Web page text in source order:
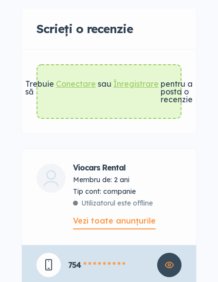
Scrieți o recenzie
Trebuie
să
Conectare sau Înregistrare pentru a
posta o
recenzie
Viocars Rental
Membru de: 2 ani
tip cont: companie
Utilizatorul este offline
Vezi toate anunțurile
754 * * * * * * * * *